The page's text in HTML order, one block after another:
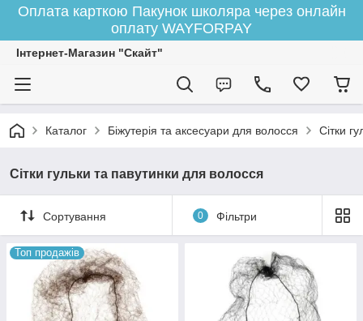
Оплата карткою Пакунок школяра через онлайн
оплату WAYFORPAY
Інтернет-Магазин "Скайт"
Каталог Біжутерія та аксесуари для волосся Сітки
Сітки гульки та павутинки для волосся
Сортування 0 Фільтри
Топ продажів